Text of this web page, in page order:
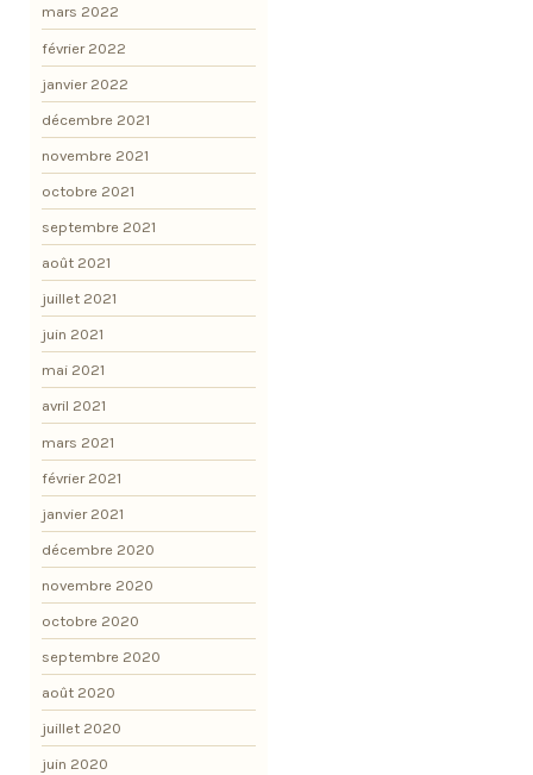
mars 2022
février 2022
janvier 2022
décembre 2021
novembre 2021
octobre 2021
septembre 2021
août 2021
juillet 2021
juin 2021
mai 2021
avril 2021
mars 2021
février 2021
janvier 2021
décembre 2020
novembre 2020
octobre 2020
septembre 2020
août 2020
juillet 2020
juin 2020